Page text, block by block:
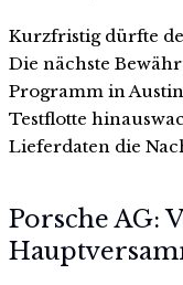
Kurzfristig dürfte
Die nächste
Programm in
Testflotte
Lieferdaten die
Porsche AG: